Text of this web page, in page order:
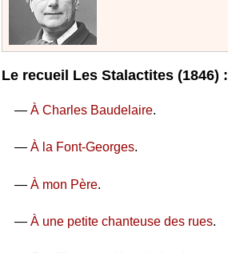
Le recueil Les Stalactites (1846) :
— À Charles Baudelaire.
— À la Font-Georges.
— À mon Père.
— À une petite chanteuse des rues.